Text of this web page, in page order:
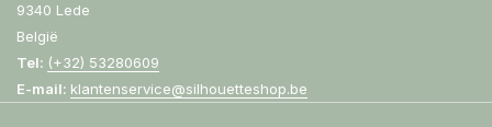
9340 Lede
België
Tel: (+32) 53280609
E-mail: klantenservice@silhouetteshop.be